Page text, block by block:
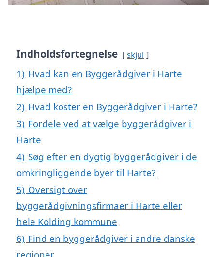
Indholdsfortegnelse skjul
1) Hvad kan en Byggerådgiver i Harte
hjælpe med?
2) Hvad koster en Byggerådgiver i Harte?
3) Fordele ved at vælge byggerådgiver i
Harte
4) Søg efter en dygtig byggerådgiver i de
omkringliggende byer til Harte?
5) Oversigt over
byggerådgivningsfirmaer i Harte eller
hele Kolding kommune
6) Find en byggerådgiver i andre danske
regioner